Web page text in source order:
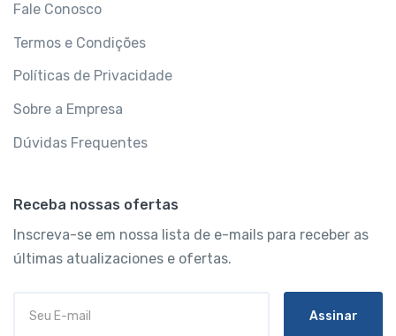
Fale Conosco
Termos e Condições
Políticas de Privacidade
Sobre a Empresa
Dúvidas Frequentes
Receba nossas ofertas
Inscreva-se em nossa lista de e-mails para receber as
últimas atualizaciones e ofertas.
Assinar